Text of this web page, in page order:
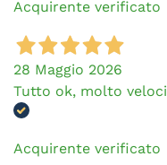
Acquirente verificato
28 Maggio 2026
Tutto ok, molto
Acquirente verificato